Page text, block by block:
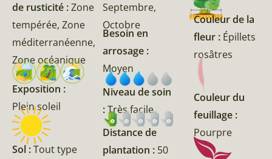
de rusticité :Zone
tempérée, Zone
méditerranéenne,
Zone océanique
Exposition :
Plein soleil
Sol :Tout type
Septembre,
Octobre
Besoin en
arrosage :
Moyen
Niveau de soin
:Très facile
Distance de
plantation : 50
Couleur de la
fleur : Épillets
rosâtres
Couleur du
feuillage :
Pourpre